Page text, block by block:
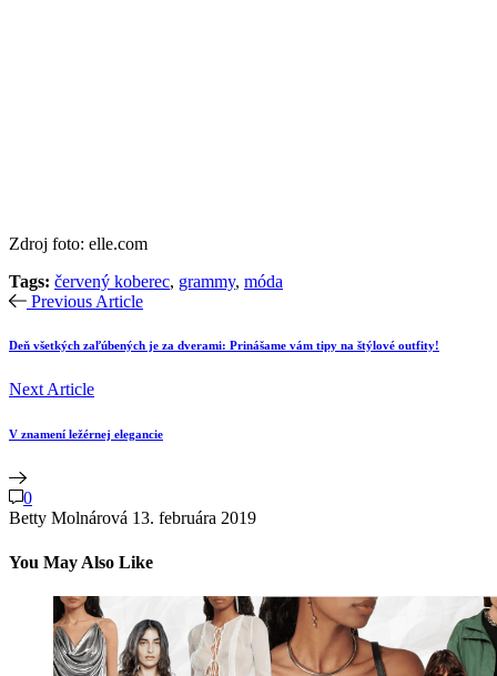
Zdroj foto: elle.com
Tags: červený koberec, grammy, móda
Previous Article
Deň všetkých zaľúbených je za dverami: Prinášame vám tipy na štýlové outfity!
Next Article
V znamení ležérnej elegancie
0
Betty Molnárová 13. februára 2019
You May Also Like